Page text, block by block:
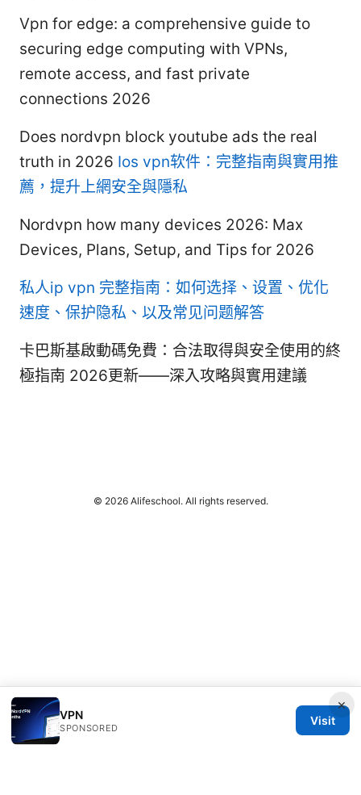
Vpn for edge: a comprehensive guide to
securing edge computing with VPNs,
remote access, and fast private
connections 2026
Does nordvpn block youtube ads the real
truth in 2026 Ios vpn软件：完整指南與實用推
薦，提升上網安全與隱私
Nordvpn how many devices 2026: Max
Devices, Plans, Setup, and Tips for 2026
私人ip vpn 完整指南：如何选择、设置、优化
速度、保护隐私、以及常见问题解答
卡巴斯基啟動碼免費：合法取得與安全使用的終
極指南 2026更新——深入攻略與實用建議
×
VPN
SPONSORED
Visit
© 2026 Alifeschool. All rights reserved.